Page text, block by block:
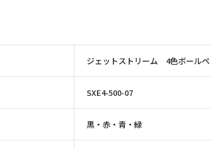
ジェットストリーム 4色ボールペ
SXE4-500-07
黒・赤・青・緑